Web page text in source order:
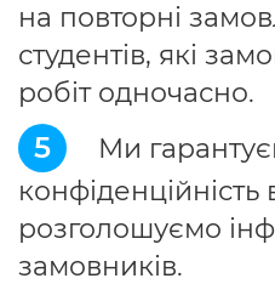
на повторні
студентів, які
робіт одночасно.
5
Ми
розголошуємо
замовників.